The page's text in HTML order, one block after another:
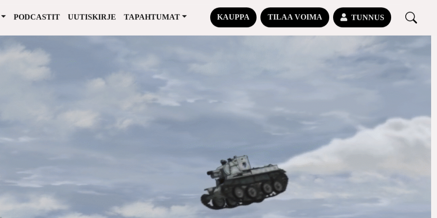
PODCASTIT UUTISKIRJE TAPAHTUMAT KAUPPA TILAA VOIMA TUNNUS